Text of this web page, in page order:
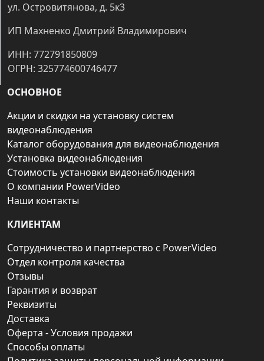
ул. Островитянова, д. 5к3
ИП Махненко Дмитрий Владимирович
ИНН: 772791850809
ОГРН: 325774600746477
ОСНОВНОЕ
Акции и скидки на установку систем
видеонаблюдения
Каталог оборудования для видеонаблюдения
Установка видеонаблюдения
Стоимость установки видеонаблюдения
О компании PowerVideo
Наши контакты
КЛИЕНТАМ
Сотрудничество и партнерство с PowerVideo
Отдел контроля качества
Отзывы
Гарантия и возврат
Реквизиты
Доставка
Оферта - Условия продажи
Способы оплаты